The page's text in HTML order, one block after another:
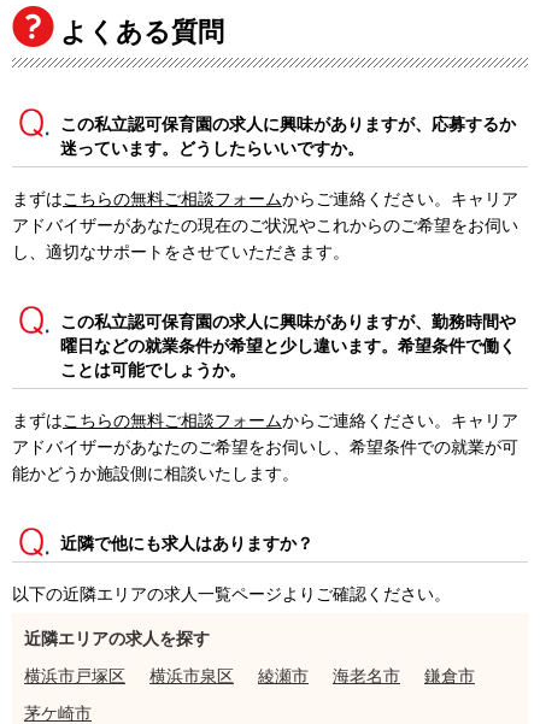
よくある質問
この私立認可保育園の求人に興味がありますが、応募するか
迷っています。どうしたらいいですか。
まずはこちらの無料ご相談フォームからご連絡ください。キャリア
アドバイザーがあなたの現在のご状況やこれからのご希望をお伺い
し、適切なサポートをさせていただきます。
この私立認可保育園の求人に興味がありますが、勤務時間や
曜日などの就業条件が希望と少し違います。希望条件で働く
ことは可能でしょうか。
まずはこちらの無料ご相談フォームからご連絡ください。キャリア
アドバイザーがあなたのご希望をお伺いし、希望条件での就業が可
能かどうか施設側に相談いたします。
近隣で他にも求人はありますか？
以下の近隣エリアの求人一覧ページよりご確認ください。
近隣エリアの求人を探す
横浜市戸塚区
横浜市泉区 綾瀬市 海老名市
鎌倉市
茅ケ崎市